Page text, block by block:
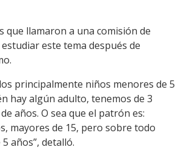
que llamaron a una comisión de
este tema después de
principalmente niños menores de 5
hay algún adulto, tenemos de 3
años. O sea que el patrón es:
mayores de 15, pero sobre todo
años”, detalló.